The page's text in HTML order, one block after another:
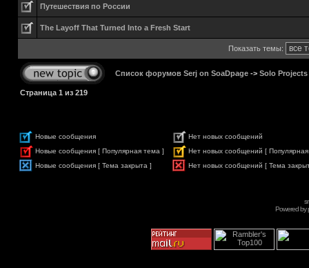
Путешествия по России
The Layoff That Turned Into a Fresh Start
Показать темы:
Список форумов Serj on SoaDpage -> Solo Projects
Страница 1 из 219
Новые сообщения
Нет новых сообщений
Новые сообщения [ Популярная тема ]
Нет новых сообщений [
Новые сообщения [ Тема закрыта ]
Нет новых сообщений [ Тема
Powered by